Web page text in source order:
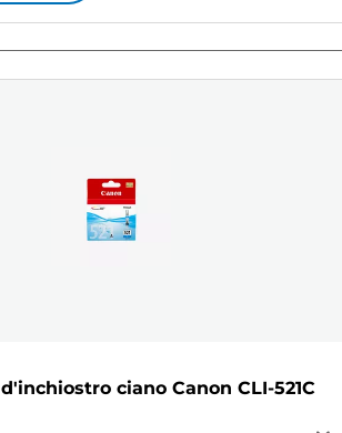
ciano Canon CLI-521C